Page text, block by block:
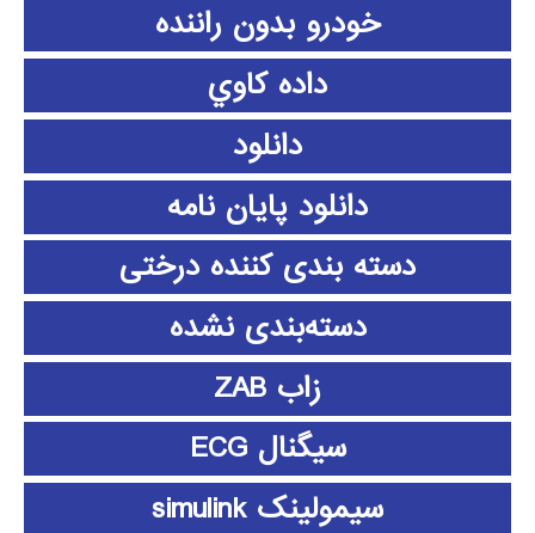
خودرو بدون راننده
داده كاوي
دانلود
دانلود پايان نامه
دسته بندی کننده درختی
دسته‌بندی نشده
زاب ZAB
سیگنال ECG
سیمولینک simulink